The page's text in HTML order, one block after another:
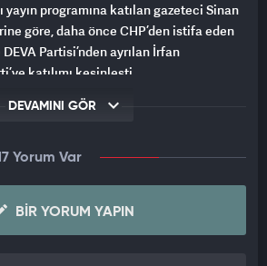
yayın programına katılan gazeteci Sinan
göre, daha önce CHP’den istifa eden
Partisi’nden ayrılan İrfan
katılımı kesinleşti.
Partisi’nden AK Parti’ye ilk kez bir
İSİM"
ise Gelecek Partisi’nden istifa eden
DEVAMINI GÖR
Yorum Var
BIR YORUM YAPIN